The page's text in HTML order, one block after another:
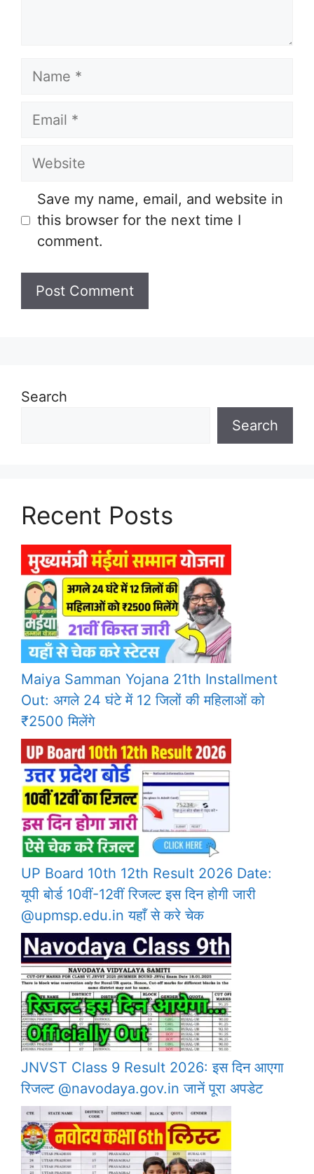
Name
Email
Website
Save my name, email, and website in
this browser for the next time I
comment.
Search
Search
Recent Posts
Maiya Samman Yojana 21th Installment
Out: अगले 24 घंटे में 12 जिलों की महिलाओं को
₹2500 मिलेंगे
UP Board 10th 12th Result 2026 Date:
यूपी बोर्ड 10वीं-12वीं रिजल्ट इस दिन होगी जारी
@upmsp.edu.in यहाँ से करे चेक
JNVST Class 9 Result 2026: इस दिन आएगा
रिजल्ट @navodaya.gov.in जानें पूरा अपडेट